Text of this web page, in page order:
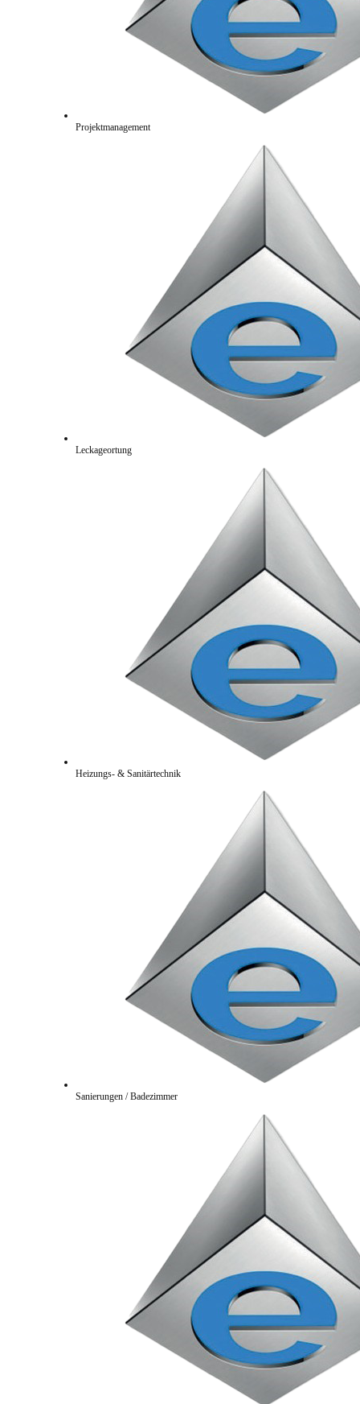
Projektmanagement
Leckageortung
Heizungs- & Sanitärtechnik
Sanierungen / Badezimmer